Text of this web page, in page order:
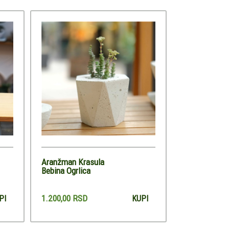
Aranžman Krasula
Bebina Ogrlica
1.200,00 RSD KUPI